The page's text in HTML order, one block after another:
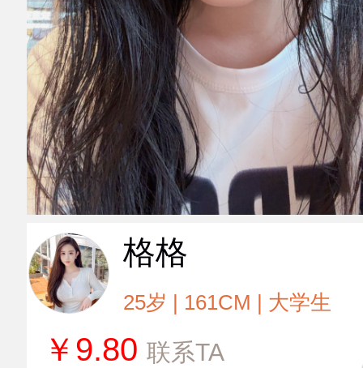
格格
25岁 | 161CM | 大学生
￥ 9.80 联系TA